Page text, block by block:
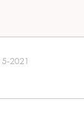
2021